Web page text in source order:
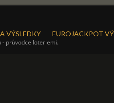
VÝSLEDKY EUROJACKPOT
průvodce loteriemi.